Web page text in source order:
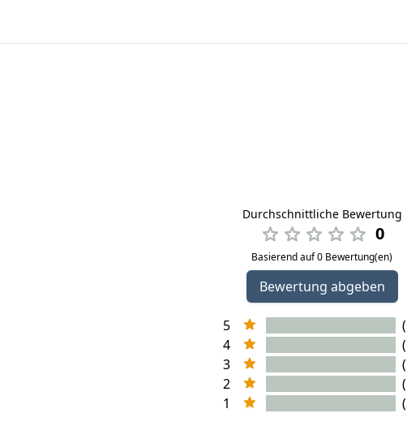
Durchschnittliche Bewertung
0
Basierend auf 0 Bewertung(en)
Bewertung abgeben
5
4
3
2
1